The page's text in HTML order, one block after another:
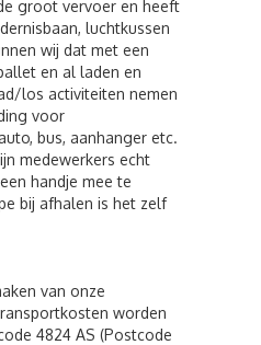
groot vervoer en heeft
luchtkussen
wij dat met een
en al laden en
los activiteiten nemen
voor
bus, aanhanger etc.
medewerkers echt
handje mee te
bij afhalen is het zelf
van onze
worden
4824 AS (Postcode